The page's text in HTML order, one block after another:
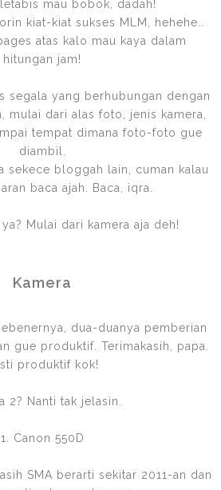
mau bobok, dadah!
kiat-kiat sukses MLM, hehehe..
atas kalo mau kaya dalam
hitungan jam!
segala yang berhubungan dengan
mulai dari alas foto, jenis kamera,
tempat dimana foto-foto gue
diambil.
sekece bloggah lain, cuman kalau
baca ajah. Baca, iqra.
Mulai dari kamera aja deh!
Kamera
dua-duanya pemberian
gue produktif. Terimakasih, papa.
produktif kok!
2? Nanti tak jelasin.
1. Canon 550D
SMA berarti sekitar 2011-an dan